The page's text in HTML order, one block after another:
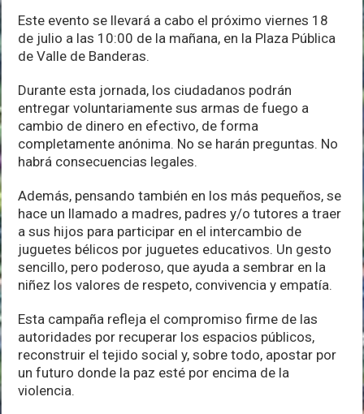
Este evento se llevará a cabo el próximo viernes 18
de julio a las 10:00 de la mañana, en la Plaza Pública
de Valle de Banderas.
Durante esta jornada, los ciudadanos podrán
entregar voluntariamente sus armas de fuego a
cambio de dinero en efectivo, de forma
completamente anónima. No se harán preguntas. No
habrá consecuencias legales.
Además, pensando también en los más pequeños, se
hace un llamado a madres, padres y/o tutores a traer
a sus hijos para participar en el intercambio de
juguetes bélicos por juguetes educativos. Un gesto
sencillo, pero poderoso, que ayuda a sembrar en la
niñez los valores de respeto, convivencia y empatía.
Esta campaña refleja el compromiso firme de las
autoridades por recuperar los espacios públicos,
reconstruir el tejido social y, sobre todo, apostar por
un futuro donde la paz esté por encima de la
violencia.